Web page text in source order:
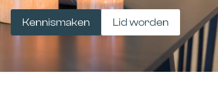
Kennismaken Lid worden